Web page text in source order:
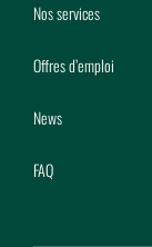
Nos services
Offres d’emploi
News
FAQ